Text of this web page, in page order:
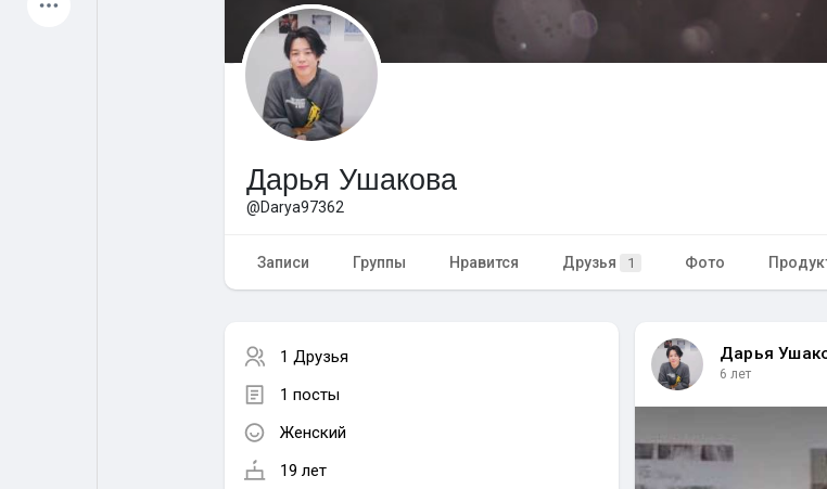
Присоединились
Поиск
Игры
Краудфандинг
Дарья Ушакова
@Darya97362
Записи Группы Нравится Друзья 1 Фото
1 Друзья
1 посты
Женский
19 лет
Дарья
6 лет